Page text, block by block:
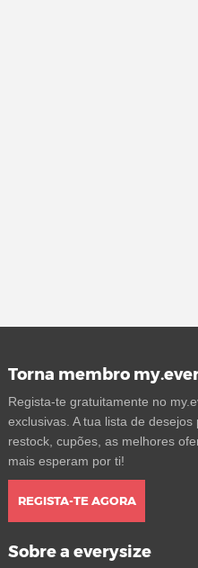
Torna membro
Regista-te gratuitamente no
exclusivas. A tua lista de
restock, cupões, as melhores
mais esperam por ti!
REGISTA-TE AGORA
Sobre a everysize